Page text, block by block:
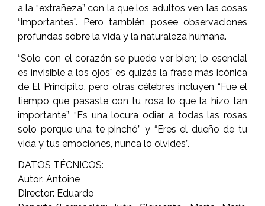
a la “extrañeza” con la que los adultos ven las cosas
“importantes”. Pero también posee observaciones
profundas sobre la vida y la naturaleza humana.
“Solo con el corazón se puede ver bien; lo esencial
es invisible a los ojos” es quizás la frase más icónica
de El Principito, pero otras célebres incluyen “Fue el
tiempo que pasaste con tu rosa lo que la hizo tan
importante”, “Es una locura odiar a todas las rosas
solo porque una te pinchó” y “Eres el dueño de tu
vida y tus emociones, nunca lo olvides”.
DATOS TÉCNICOS:
Autor: Antoine
Director: Eduardo